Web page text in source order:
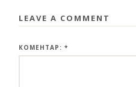
LEAVE A COMMENT
КОМЕНТАР:*